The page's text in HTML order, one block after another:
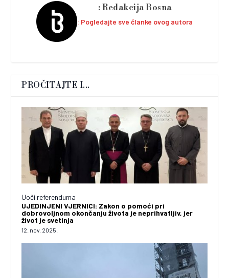
Redakcija Bosna
Pogledajte sve članke ovog autora
PROČITAJTE I...
Uoči referenduma
UJEDINJENI VJERNICI: Zakon o pomoći pri
dobrovoljnom okončanju života je neprihvatljiv, jer
život je svetinja
12. nov. 2025.